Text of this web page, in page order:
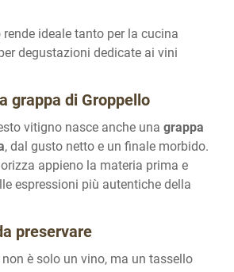
ideale tanto per la cucina
degustazioni dedicate ai vini
grappa di Groppello
vitigno nasce anche una grappa
, dal gusto netto e un finale morbido.
appieno la materia prima e
espressioni più autentiche della
preservare
è solo un vino, ma un tassello